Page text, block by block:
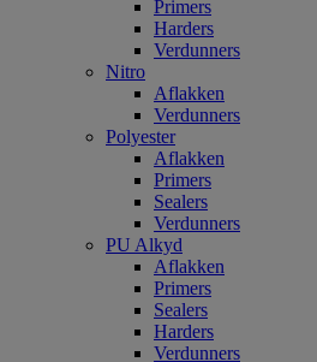
Primers
Harders
Verdunners
Nitro
Aflakken
Verdunners
Polyester
Aflakken
Primers
Sealers
Verdunners
PU Alkyd
Aflakken
Primers
Sealers
Harders
Verdunners